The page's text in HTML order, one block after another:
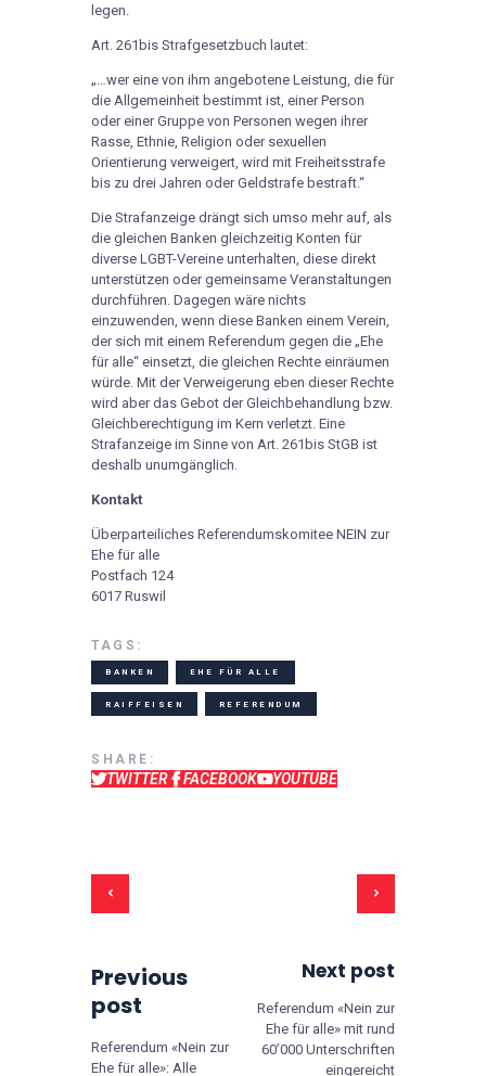
legen.
Art. 261bis Strafgesetzbuch lautet:
„…wer eine von ihm angebotene Leistung, die für
die Allgemeinheit bestimmt ist, einer Person
oder einer Gruppe von Personen wegen ihrer
Rasse, Ethnie, Religion oder sexuellen
Orientierung verweigert, wird mit Freiheitsstrafe
bis zu drei Jahren oder Geldstrafe bestraft.“
Die Strafanzeige drängt sich umso mehr auf, als
die gleichen Banken gleichzeitig Konten für
diverse LGBT-Vereine unterhalten, diese direkt
unterstützen oder gemeinsame Veranstaltungen
durchführen. Dagegen wäre nichts
einzuwenden, wenn diese Banken einem Verein,
der sich mit einem Referendum gegen die „Ehe
für alle“ einsetzt, die gleichen Rechte einräumen
würde. Mit der Verweigerung eben dieser Rechte
wird aber das Gebot der Gleichbehandlung bzw.
Gleichberechtigung im Kern verletzt. Eine
Strafanzeige im Sinne von Art. 261bis StGB ist
deshalb unumgänglich.
Kontakt
Überparteiliches Referendumskomitee NEIN zur
Ehe für alle
Postfach 124
6017 Ruswil
TAGS:
BANKEN EHE FÜR ALLE
RAIFFEISEN REFERENDUM
SHARE:
TWITTER FACEBOOK YOUTUBE
Previous
post
Referendum «Nein zur
Ehe für alle»: Alle
Next post
Referendum «Nein zur
Ehe für alle» mit rund
60’000 Unterschriften
eingereicht